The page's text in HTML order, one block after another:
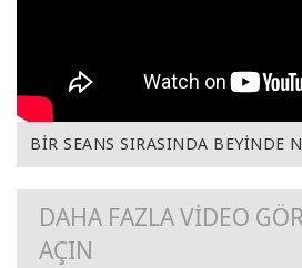
BİR SEANS SIRASINDA BEYİNDE
DAHA FAZLA VİDEO
AÇIN